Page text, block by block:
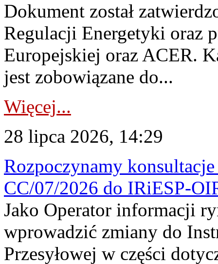
Dokument został
Regulacji Energetyki oraz
Europejskiej oraz ACER.
jest zobowiązane do...
Więcej...
28 lipca 2026, 14:29
Rozpoczynamy
CC/07/2026 do IRiESP-
Jako Operator informacji
wprowadzić zmiany do
Przesyłowej w części